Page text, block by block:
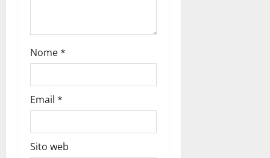
Nome*
Email *
Sito web